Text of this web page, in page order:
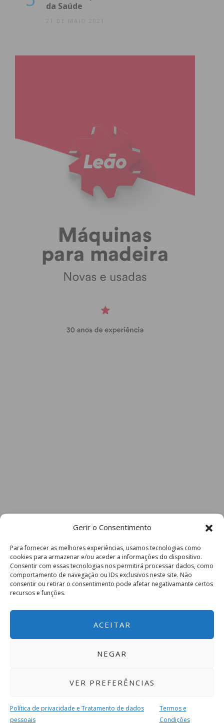
Gerir o Consentimento
Para fornecer as melhores experiências, usamos tecnologias como
cookies para armazenar e/ou aceder a informações do dispositivo.
Consentir com essas tecnologias nos permitirá processar dados, como
comportamento de navegação ou IDs exclusivos neste site. Não
consentir ou retirar o consentimento pode afetar negativamante certos
recursos e funções.
ACEITAR
NEGAR
VER PREFERÊNCIAS
Política de privacidade e Tratamento de dados
pessoais
Termos e
Condições
da Saúde
21 DE MAIO 2021